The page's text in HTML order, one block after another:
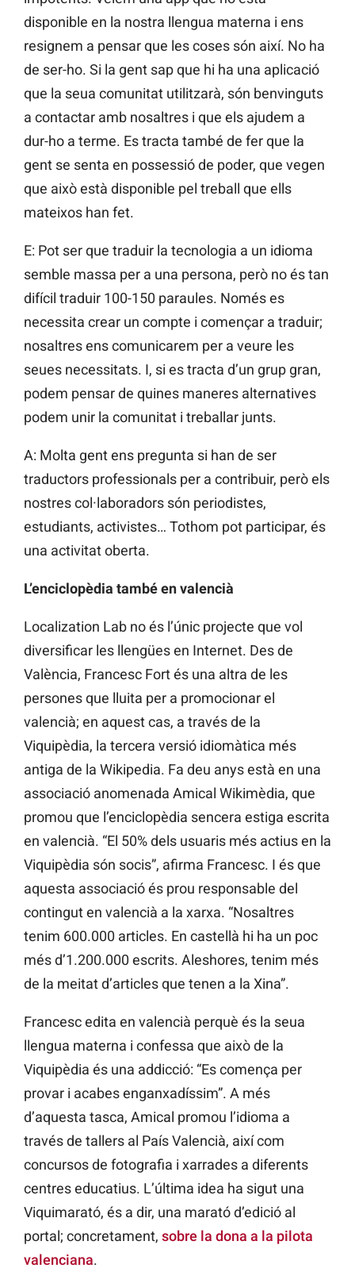
disponible en la nostra llengua materna i ens
resignem a pensar que les coses són així. No ha
de ser-ho. Si la gent sap que hi ha una aplicació
que la seua comunitat utilitzarà, són benvinguts
a contactar amb nosaltres i que els ajudem a
dur-ho a terme. Es tracta també de fer que la
gent se senta en possessió de poder, que vegen
que això està disponible pel treball que ells
mateixos han fet.
E: Pot ser que traduir la tecnologia a un idioma
semble massa per a una persona, però no és tan
difícil traduir 100-150 paraules. Només es
necessita crear un compte i començar a traduir;
nosaltres ens comunicarem per a veure les
seues necessitats. I, si es tracta d’un grup gran,
podem pensar de quines maneres alternatives
podem unir la comunitat i treballar junts.
A: Molta gent ens pregunta si han de ser
traductors professionals per a contribuir, però els
nostres col·laboradors són periodistes,
estudiants, activistes… Tothom pot participar, és
una activitat oberta.
L’enciclopèdia també en valencià
Localization Lab no és l’únic projecte que vol
diversificar les llengües en Internet. Des de
València, Francesc Fort és una altra de les
persones que lluita per a promocionar el
valencià; en aquest cas, a través de la
Viquipèdia, la tercera versió idiomàtica més
antiga de la Wikipedia. Fa deu anys està en una
associació anomenada Amical Wikimèdia, que
promou que l’enciclopèdia sencera estiga escrita
en valencià. “El 50% dels usuaris més actius en la
Viquipèdia són socis”, afirma Francesc. I és que
aquesta associació és prou responsable del
contingut en valencià a la xarxa. “Nosaltres
tenim 600.000 articles. En castellà hi ha un poc
més d’1.200.000 escrits. Aleshores, tenim més
de la meitat d’articles que tenen a la Xina”.
Francesc edita en valencià perquè és la seua
llengua materna i confessa que això de la
Viquipèdia és una addicció: “Es comença per
provar i acabes enganxadíssim”. A més
d’aquesta tasca, Amical promou l’idioma a
través de tallers al País Valencià, així com
concursos de fotografia i xarrades a diferents
centres educatius. L’última idea ha sigut una
Viquimarató, és a dir, una marató d’edició al
portal; concretament, sobre la dona a la pilota
valenciana.